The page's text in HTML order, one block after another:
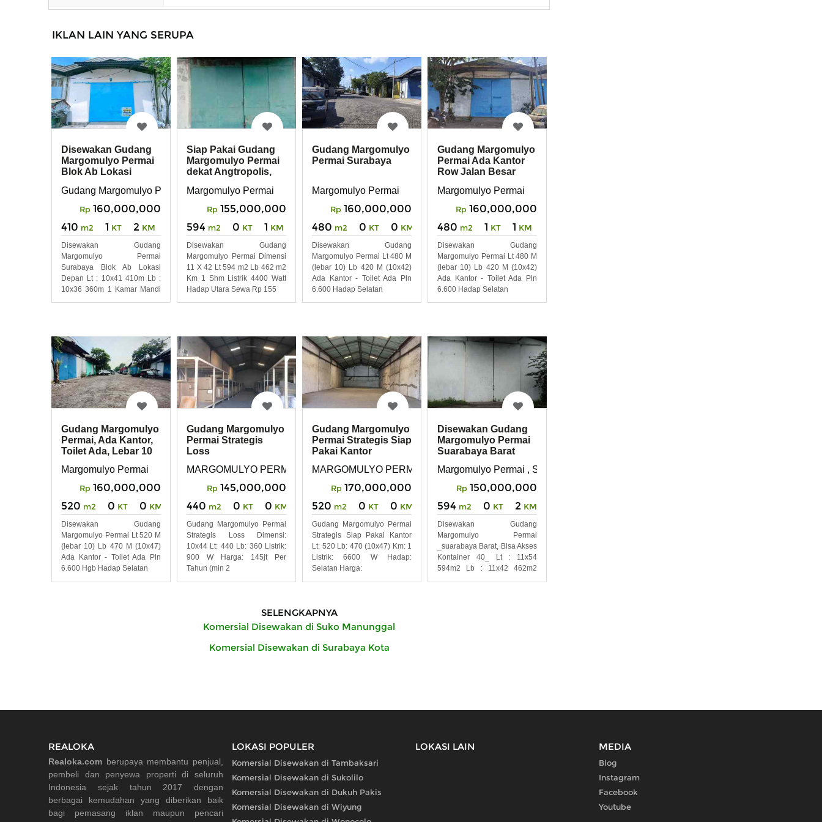
IKLAN LAIN YANG SERUPA
Disewakan Gudang
Margomulyo Permai
Blok Ab Lokasi
Barat
Gudang Margomulyo Permai , Surabaya Barat
Rp 160,000,000
410 m2 1 KT 2 KM
Disewakan Gudang
Margomulyo Permai
Surabaya Blok Ab Lokasi
Depan Lt : 10x41 410m Lb :
10x36 360m 1 Kamar Mandi
Siap Pakai Gudang
Margomulyo Permai
dekat Angtropolis,
Margomulyo Permai
Rp 155,000,000
594 m2 0 KT 1 KM
Disewakan Gudang
Margomulyo Permai Dimensi
11 X 42 Lt 594 m2 Lb 462 m2
Km 1 Shm Listrik 4400 Watt
Hadap Utara Sewa Rp 155
Gudang Margomulyo
Permai Surabaya
Margomulyo Permai
Rp 160,000,000
480 m2 0 KT 0 KM
Disewakan Gudang
Margomulyo Permai Lt 480 M
(lebar 10) Lb 420 M (10x42)
Ada Kantor - Toilet Ada Pln
6.600 Hadap Selatan
Gudang Margomulyo
Permai Ada Kantor
Row Jalan Besar
Margomulyo Permai
Rp 160,000,000
480 m2 1 KT 1 KM
Disewakan Gudang
Margomulyo Permai Lt 480 M
(lebar 10) Lb 420 M (10x42)
Ada Kantor - Toilet Ada Pln
6.600 Hadap Selatan
Gudang Margomulyo
Permai, Ada Kantor,
Toilet Ada, Lebar 10
Margomulyo Permai
Rp 160,000,000
520 m2 0 KT 0 KM
Disewakan Gudang
Margomulyo Permai Lt 520 M
(lebar 10) Lb 470 M (10x47)
Ada Kantor - Toilet Ada Pln
6.600 Hgb Hadap Selatan
Gudang Margomulyo
Permai Strategis
Loss
MARGOMULYO PERMAI
Rp 145,000,000
440 m2 0 KT 0 KM
Gudang Margomulyo Permai
Strategis Loss Dimensi:
10x44 Lt: 440 Lb: 360 Listrik:
900 W Harga: 145jt Per
Tahun (min 2
Gudang Margomulyo
Permai Strategis Siap
Pakai Kantor
MARGOMULYO PERMAI
Rp 170,000,000
520 m2 0 KT 0 KM
Gudang Margomulyo Permai
Strategis Siap Pakai Kantor
Lt: 520 Lb: 470 (10x47) Km: 1
Listrik: 6600 W Hadap:
Selatan Harga:
Disewakan Gudang
Margomulyo Permai
Suarabaya Barat
Margomulyo Permai , Surabaya Barat
Rp 150,000,000
594 m2 0 KT 2 KM
Disewakan Gudang
Margomulyo Permai
_suarabaya Barat, Bisa Akses
Kontainer 40_ Lt : 11x54
594m2 Lb : 11x42 462m2
SELENGKAPNYA
Komersial Disewakan di Suko Manunggal
Komersial Disewakan di Surabaya Kota
REALOKA
Realoka.com berupaya membantu penjual,
pembeli dan penyewa properti di seluruh
Indonesia sejak tahun 2017 dengan
berbagai kemudahan yang diberikan baik
bagi pemasang iklan maupun pencari
LOKASI POPULER
Komersial Disewakan di Tambaksari
Komersial Disewakan di Sukolilo
Komersial Disewakan di Dukuh Pakis
Komersial Disewakan di Wiyung
LOKASI LAIN MEDIA
Blog
Instagram
Facebook
Youtube